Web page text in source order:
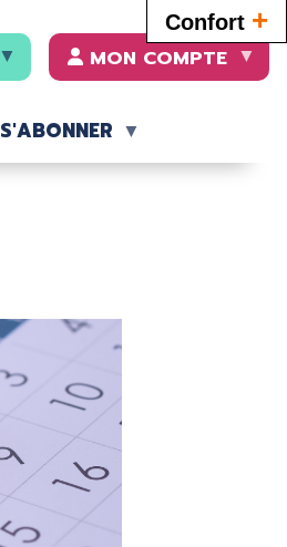
Confort +
MON COMPTE
S'ABONNER